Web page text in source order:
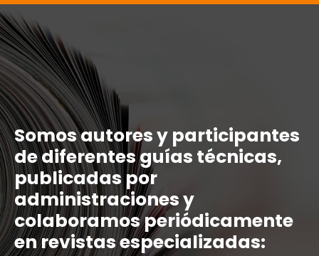
Somos autores y participantes
de diferentes guías técnicas,
publicadas por
administraciones y
colaboramos periódicamente
en revistas especializadas: